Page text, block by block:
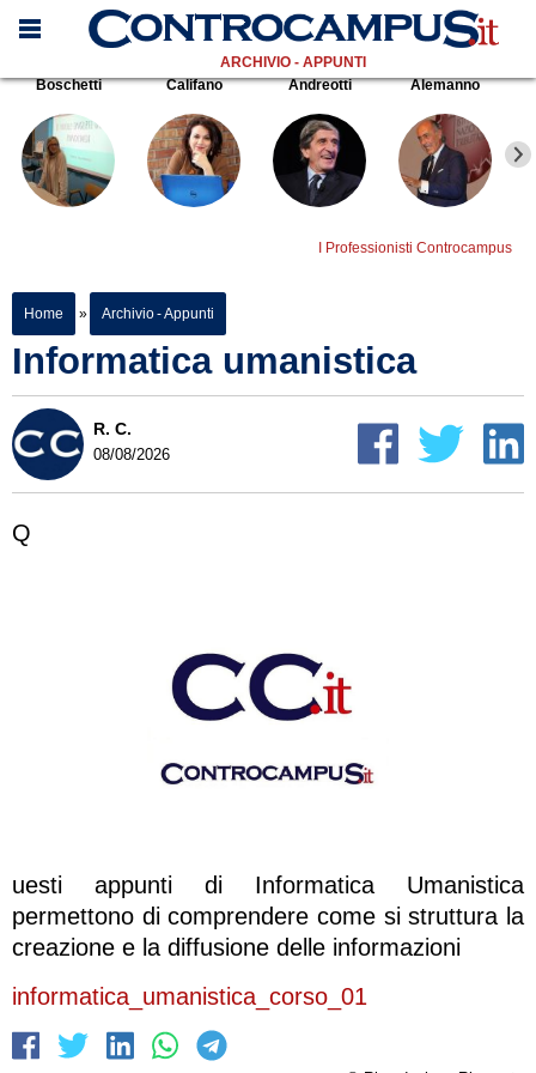
ARCHIVIO - APPUNTI
Boschetti
Califano Andreotti Alemanno
I Professionisti Controcampus
Home » Archivio - Appunti
Informatica umanistica
R. C.
08/08/2026
Q
uesti appunti di Informatica Umanistica
permettono di comprendere come si struttura la
creazione e la diffusione delle informazioni
informatica_umanistica_corso_01